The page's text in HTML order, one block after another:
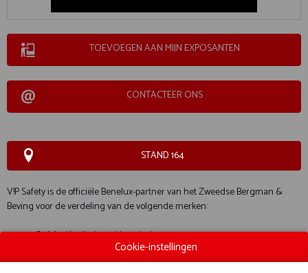
TOEVOEGEN AAN MIJN EXPOSANTEN
CONTACTEER ONS
STAND 164
V!P Safety is de officiële Benelux-partner van het Zweedse Bergman &
Beving voor de verdeling van de volgende merken:
Guide: Kwaliteit werkhandschoenen
: Trendy werkkledij
Zekler: Tech above the Neck
Cookie-instellingen